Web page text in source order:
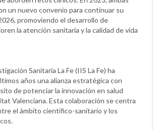
un nuevo convenio para continuar su
promoviendo el desarrollo de
la atención sanitaria y la calidad de vida
Sanitaria La Fe (IIS La Fe) ha
años una alianza estratégica con
de potenciar la innovación en salud
Valenciana. Esta colaboración se centra
el ámbito científico-sanitario y los